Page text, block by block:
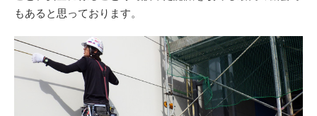
もあると思っております。